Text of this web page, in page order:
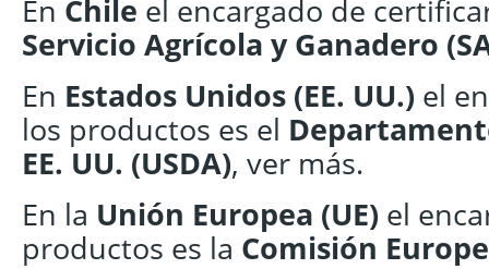
En Chile el encargado de
Servicio Agrícola y Ganadero
En Estados Unidos (EE. UU.) el
los productos es el
EE. UU. (USDA), ver más.
En la Unión Europea (UE) el
productos es la Comisión